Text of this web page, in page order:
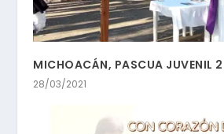
MICHOACÁN, PASCUA JUVENIL
28/03/2021